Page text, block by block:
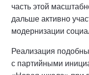
часть этой
дальше активно
модернизации
Реализация
с партийными